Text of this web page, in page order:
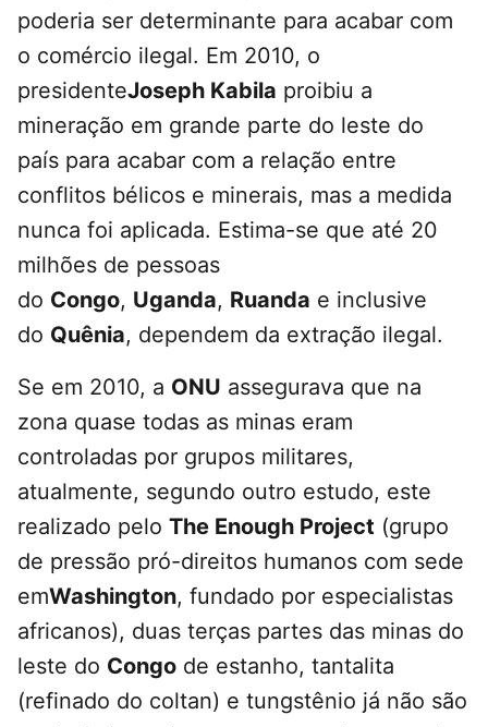
poderia ser determinante para acabar com
o comércio ilegal. Em 2010, o
presidenteJoseph Kabila proibiu a
mineração em grande parte do leste do
país para acabar com a relação entre
conflitos bélicos e minerais, mas a medida
nunca foi aplicada. Estima-se que até 20
milhões de pessoas
do Congo, Uganda, Ruanda e inclusive
do Quênia, dependem da extração ilegal.
Se em 2010, a ONU assegurava que na
zona quase todas as minas eram
controladas por grupos militares,
atualmente, segundo outro estudo, este
realizado pelo The Enough Project (grupo
de pressão pró-direitos humanos com sede
emWashington, fundado por especialistas
africanos), duas terças partes das minas do
leste do Congo de estanho, tantalita
(refinado do coltan) e tungstênio já não são